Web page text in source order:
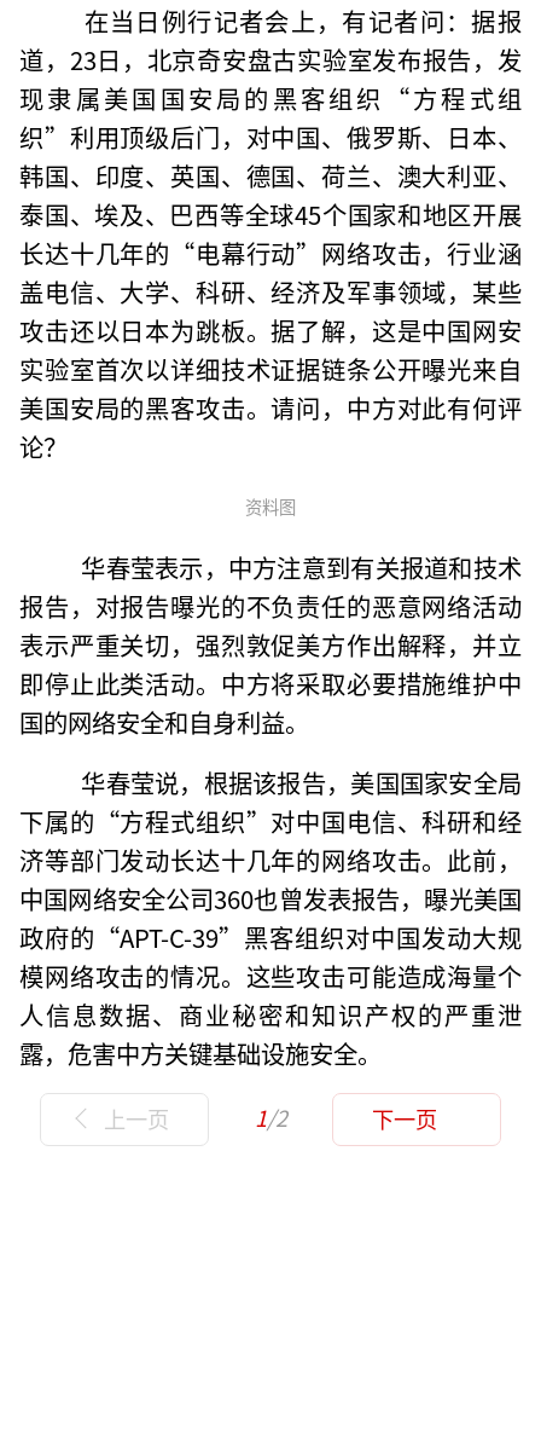
在当日例行记者会上，有记者问：据报
道，23日，北京奇安盘古实验室发布报告，发
现隶属美国国安局的黑客组织“方程式组
织”利用顶级后门，对中国、俄罗斯、日本、
韩国、印度、英国、德国、荷兰、澳大利亚、
泰国、埃及、巴西等全球45个国家和地区开展
长达十几年的“电幕行动”网络攻击，行业涵
盖电信、大学、科研、经济及军事领域，某些
攻击还以日本为跳板。据了解，这是中国网安
实验室首次以详细技术证据链条公开曝光来自
美国安局的黑客攻击。请问，中方对此有何评
论？
资料图
华春莹表示，中方注意到有关报道和技术
报告，对报告曝光的不负责任的恶意网络活动
表示严重关切，强烈敦促美方作出解释，并立
即停止此类活动。中方将采取必要措施维护中
国的网络安全和自身利益。
华春莹说，根据该报告，美国国家安全局
下属的“方程式组织”对中国电信、科研和经
济等部门发动长达十几年的网络攻击。此前，
中国网络安全公司360也曾发表报告，曝光美国
政府的“APT-C-39”黑客组织对中国发动大规
模网络攻击的情况。这些攻击可能造成海量个
人信息数据、商业秘密和知识产权的严重泄
露，危害中方关键基础设施安全。
上一页 1/2 下一页